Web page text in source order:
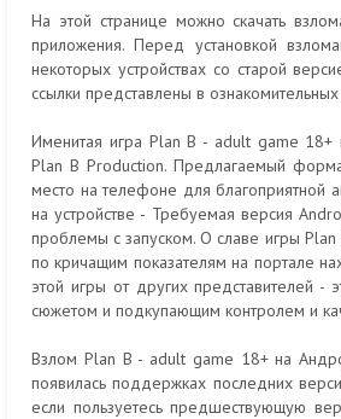
На этой странице можно скачать
приложения. Перед установкой
некоторых устройствах со старой
ссылки представлены в
Именитая игра Plan B - adult game 18+
Plan B Production. Предлагаемый
место на телефоне для благоприятной
на устройстве - Требуемая версия
проблемы с запуском. О славе игры
по кричащим показателям на портале
этой игры от других представителей
сюжетом и подкупающим контролем и
Взлом Plan B - adult game 18+ на
появилась поддержках последних
если пользуетесь предшествующую